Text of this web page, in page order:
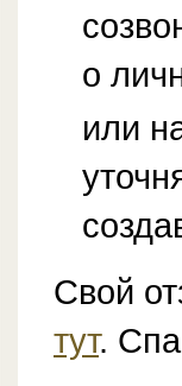
о
или
Свой
тут.